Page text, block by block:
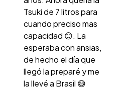
Tsuki de 7 litros para
cuando preciso mas
capacidad 😊. La
esperaba con ansias,
de hecho el día que
llegó la preparé y me
la llevé a Brasil 😅